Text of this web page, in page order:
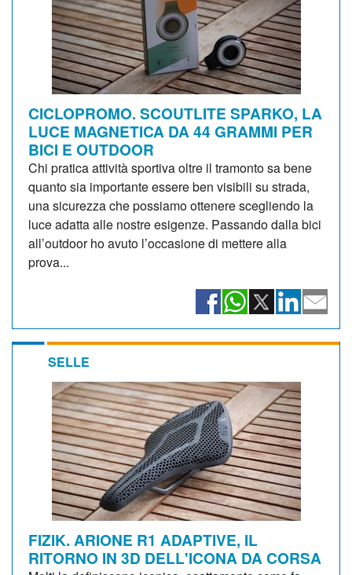
CICLOPROMO. SCOUTLITE SPARKO, LA
LUCE MAGNETICA DA 44 GRAMMI PER
BICI E OUTDOOR
Chi pratica attività sportiva oltre il tramonto sa bene
quanto sia importante essere ben visibili su strada,
una sicurezza che possiamo ottenere scegliendo la
luce adatta alle nostre esigenze. Passando dalla bici
all’outdoor ho avuto l’occasione di mettere alla
prova...
SELLE
FIZIK. ARIONE R1 ADAPTIVE, IL
RITORNO IN 3D DELL'ICONA DA CORSA